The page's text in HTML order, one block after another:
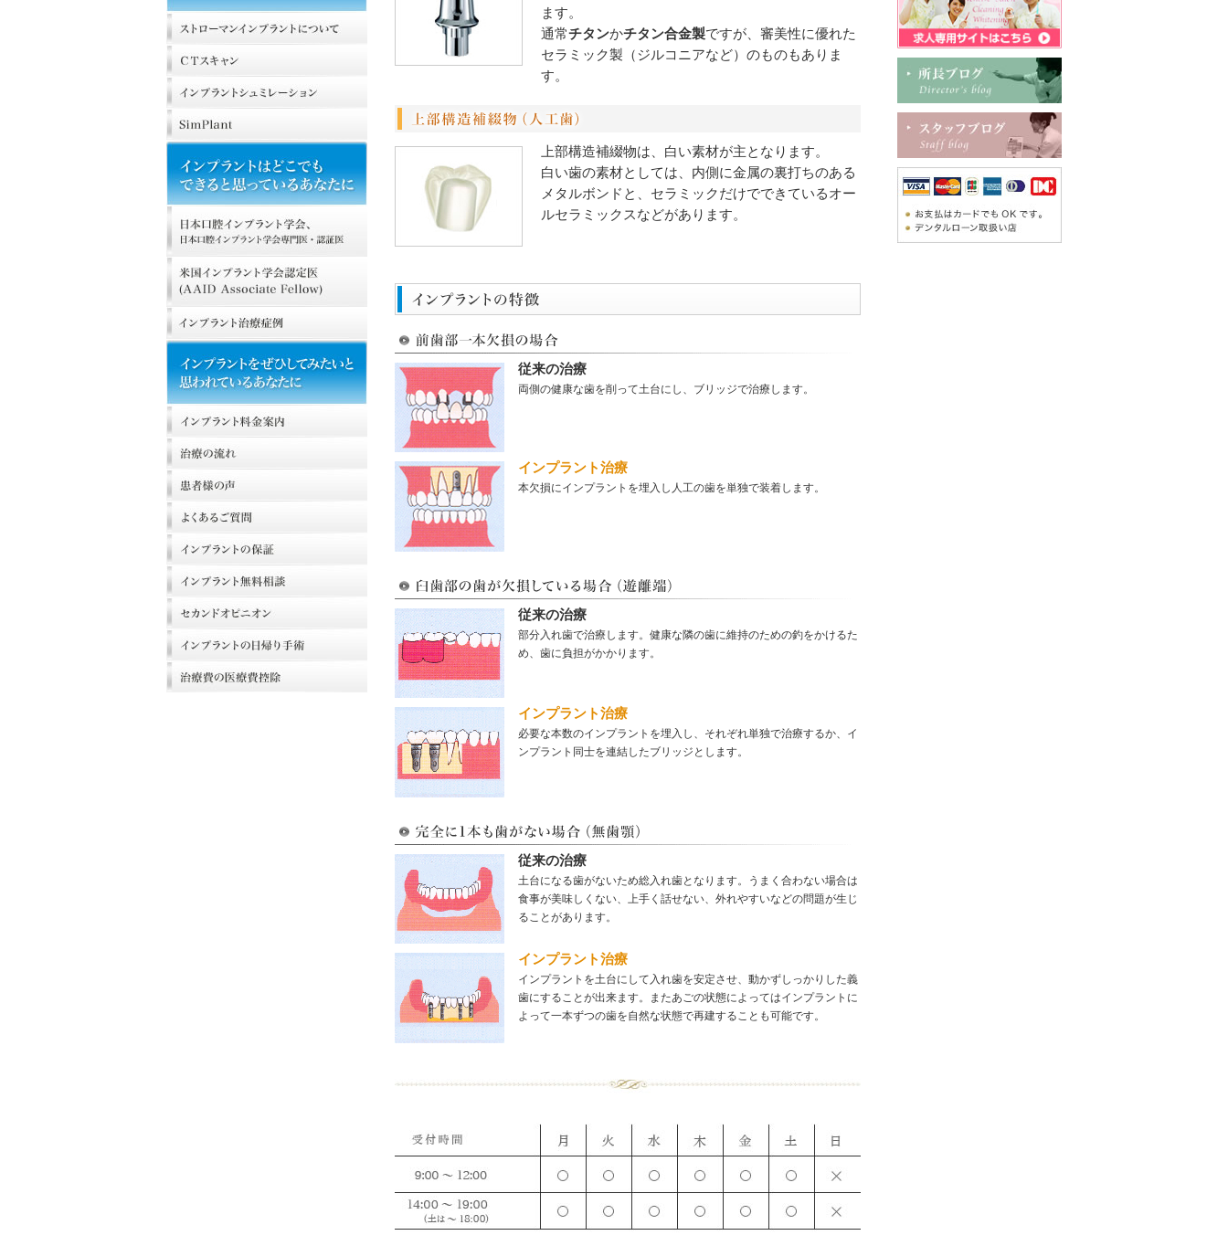
ます。
通常チタンかチタン合金製ですが、審美性に優れた
セラミック製（ジルコニアなど）のものもありま
す。
上部構造補綴物は、白い素材が主となります。
白い歯の素材としては、内側に金属の裏打ちのある
メタルボンドと、セラミックだけでできているオー
ルセラミックスなどがあります。
従来の治療
両側の健康な歯を削って土台にし、ブリッジで治療します。
インプラント治療
本欠損にインプラントを埋入し人工の歯を単独で装着します。
従来の治療
部分入れ歯で治療します。健康な隣の歯に維持のための釣をかけるた
め、歯に負担がかかります。
インプラント治療
必要な本数のインプラントを埋入し、それぞれ単独で治療するか、イ
ンプラント同士を連結したブリッジとします。
従来の治療
土台になる歯がないため総入れ歯となります。うまく合わない場合は
食事が美味しくない、上手く話せない、外れやすいなどの問題が生じ
ることがあります。
インプラント治療
インプラントを土台にして入れ歯を安定させ、動かずしっかりした義
歯にすることが出来ます。またあごの状態によってはインプラントに
よって一本ずつの歯を自然な状態で再建することも可能です。